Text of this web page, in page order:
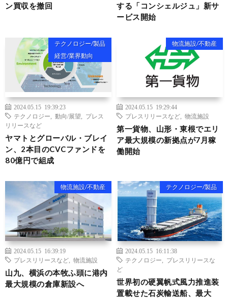
ン買収を撤回
する「コンシェルジュ」新サ
ービス開始
テクノロジー/製品
経営/業界動向
2024.05.15 19:39:23
テクノロジー
動向/展望
プレス
リリースなど
ヤマトとグローバル・ブレイ
ン、2本目のCVCファンドを
80億円で組成
物流施設/不動産
2024.05.15 19:29:44
プレスリリースなど
物流施設
第一貨物、山形・東根でエリ
ア最大規模の新拠点が7月稼
働開始
物流施設/不動産
2024.05.15 16:39:19
プレスリリースなど
物流施設
山九、横浜の本牧ふ頭に港内
最大規模の倉庫新設へ
テクノロジー/製品
2024.05.15 16:11:38
テクノロジー
プレスリリースな
ど
世界初の硬翼帆式風力推進装
置載せた石炭輸送船、最大